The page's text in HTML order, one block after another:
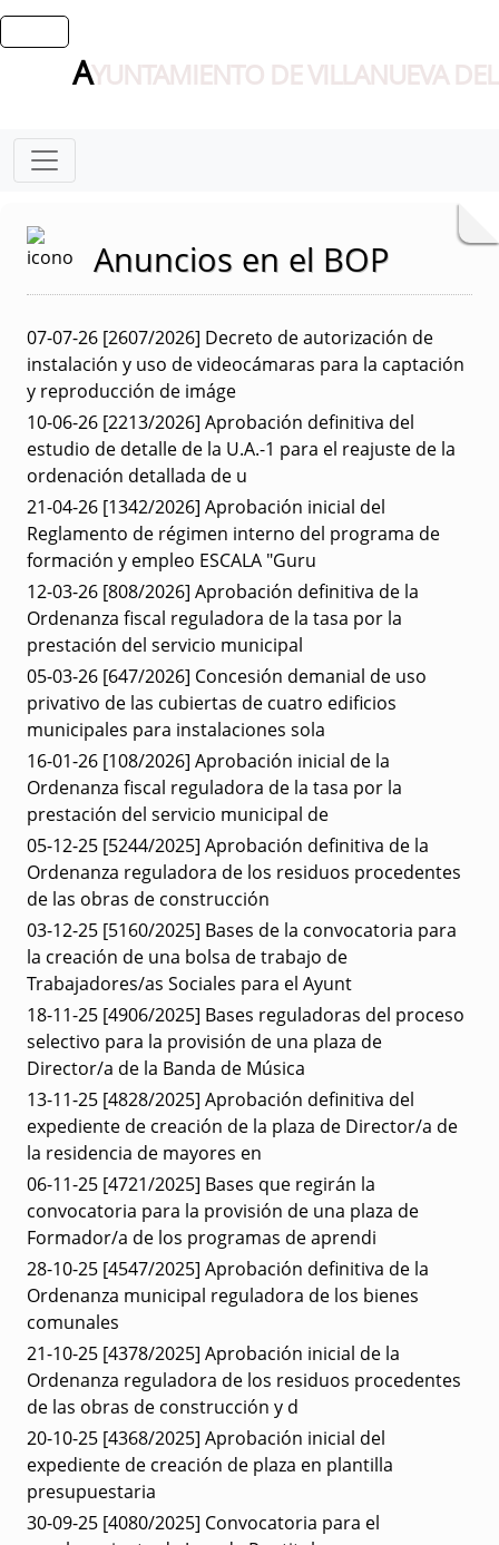
AYUNTAMIENTO DE VILLANUEVA
Anuncios en el BOP
07-07-26 [2607/2026] Decreto de autorización de
instalación y uso de videocámaras para la captación
y reproducción de imáge
10-06-26 [2213/2026] Aprobación definitiva del
estudio de detalle de la U.A.-1 para el reajuste de la
ordenación detallada de u
21-04-26 [1342/2026] Aprobación inicial del
Reglamento de régimen interno del programa de
formación y empleo ESCALA "Guru
12-03-26 [808/2026] Aprobación definitiva de la
Ordenanza fiscal reguladora de la tasa por la
prestación del servicio municipal
05-03-26 [647/2026] Concesión demanial de uso
privativo de las cubiertas de cuatro edificios
municipales para instalaciones sola
16-01-26 [108/2026] Aprobación inicial de la
Ordenanza fiscal reguladora de la tasa por la
prestación del servicio municipal de
05-12-25 [5244/2025] Aprobación definitiva de la
Ordenanza reguladora de los residuos procedentes
de las obras de construcción
03-12-25 [5160/2025] Bases de la convocatoria para
la creación de una bolsa de trabajo de
Trabajadores/as Sociales para el Ayunt
18-11-25 [4906/2025] Bases reguladoras del proceso
selectivo para la provisión de una plaza de
Director/a de la Banda de Música
13-11-25 [4828/2025] Aprobación definitiva del
expediente de creación de la plaza de Director/a de
la residencia de mayores en
06-11-25 [4721/2025] Bases que regirán la
convocatoria para la provisión de una plaza de
Formador/a de los programas de aprendi
28-10-25 [4547/2025] Aprobación definitiva de la
Ordenanza municipal reguladora de los bienes
comunales
21-10-25 [4378/2025] Aprobación inicial de la
Ordenanza reguladora de los residuos procedentes
de las obras de construcción y d
20-10-25 [4368/2025] Aprobación inicial del
expediente de creación de plaza en plantilla
presupuestaria
30-09-25 [4080/2025] Convocatoria para el